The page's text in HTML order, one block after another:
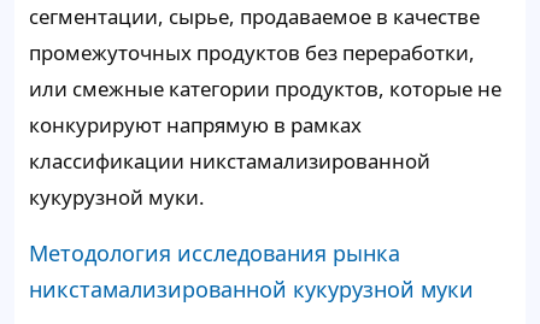
сегментации, сырье, продаваемое в качестве
промежуточных продуктов без переработки,
или смежные категории продуктов, которые не
конкурируют напрямую в рамках
классификации никстамализированной
кукурузной муки.
Методология исследования рынка
никстамализированной кукурузной муки